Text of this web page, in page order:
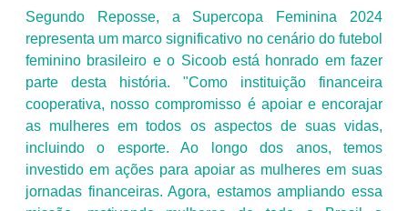
Segundo Reposse, a Supercopa Feminina 2024
representa um marco significativo no cenário do futebol
feminino brasileiro e o Sicoob está honrado em fazer
parte desta história. "Como instituição financeira
cooperativa, nosso compromisso é apoiar e encorajar
as mulheres em todos os aspectos de suas vidas,
incluindo o esporte. Ao longo dos anos, temos
investido em ações para apoiar as mulheres em suas
jornadas financeiras. Agora, estamos ampliando essa